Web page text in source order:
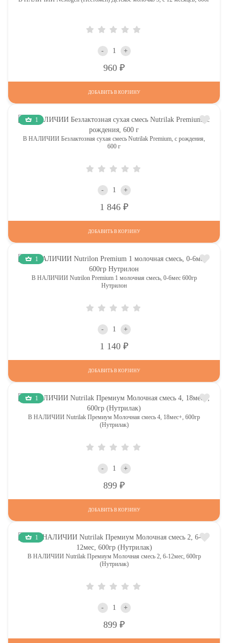
- +
960
ДОБАВИТЬ В КОРЗИНУ
1
В НАЛИЧИИ Безлактозная сухая смесь Nutrilak Premium, с рождения,
600 г
- +
1 846
ДОБАВИТЬ В КОРЗИНУ
1
В НАЛИЧИИ Nutrilon Premium 1 молочная смесь, 0-6мес 600гр
Нутрилон
- +
1 140
ДОБАВИТЬ В КОРЗИНУ
1
В НАЛИЧИИ Nutrilak Премиум Молочная смесь 4, 18мес+, 600гр
(Нутрилак)
- +
899
ДОБАВИТЬ В КОРЗИНУ
1
В НАЛИЧИИ Nutrilak Премиум Молочная смесь 2, 6-12мес, 600гр
(Нутрилак)
- +
899